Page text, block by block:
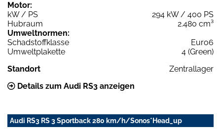
Motor:
kW / PS
294 kW / 400 PS
Hubraum
2.480 cm³
Umweltnormen:
Schadstoffklasse
Euro6
Umweltplakette
4 (Green)
Standort
Zentrallager
Details zum Audi RS3 anzeigen
Audi RS3 RS 3 Sportback 280 km/h/Sonos*Head_up